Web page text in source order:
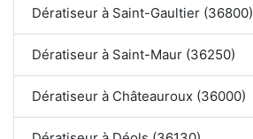
Dératiseur à Saint-Gaultier (36800)
Dératiseur à Saint-Maur (36250)
Dératiseur à Châteauroux (36000)